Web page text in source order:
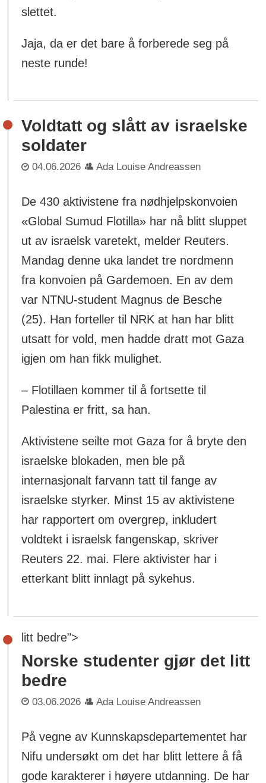
slettet.
Jaja, da er det bare å forberede seg på
neste runde!
Voldtatt og slått av israelske
soldater
04.06.2026 Ada Louise Andreassen
De 430 aktivistene fra nødhjelpskonvoien
«Global Sumud Flotilla» har nå blitt sluppet
ut av israelsk varetekt, melder Reuters.
Mandag denne uka landet tre nordmenn
fra konvoien på Gardemoen. En av dem
var NTNU-student Magnus de Besche
(25). Han forteller til NRK at han har blitt
utsatt for vold, men hadde dratt mot Gaza
igjen om han fikk mulighet.
– Flotillaen kommer til å fortsette til
Palestina er fritt, sa han.
Aktivistene seilte mot Gaza for å bryte den
israelske blokaden, men ble på
internasjonalt farvann tatt til fange av
israelske styrker. Minst 15 av aktivistene
har rapportert om overgrep, inkludert
voldtekt i israelsk fangenskap, skriver
Reuters 22. mai. Flere aktivister har i
etterkant blitt innlagt på sykehus.
litt bedre">
Norske studenter gjør det litt
bedre
03.06.2026 Ada Louise Andreassen
På vegne av Kunnskapsdepartementet har
Nifu undersøkt om det har blitt lettere å få
gode karakterer i høyere utdanning. De har